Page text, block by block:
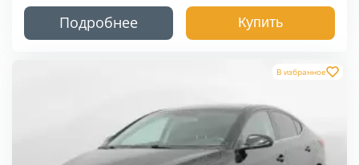
Подробнее Купить
В избранное